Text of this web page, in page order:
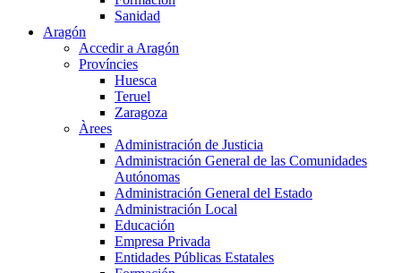
Sanidad
Aragón
Accedir a Aragón
Províncies
Huesca
Teruel
Zaragoza
Àrees
Administración de Justicia
Administración General de las Comunidades
Autónomas
Administración General del Estado
Administración Local
Educación
Empresa Privada
Entidades Públicas Estatales